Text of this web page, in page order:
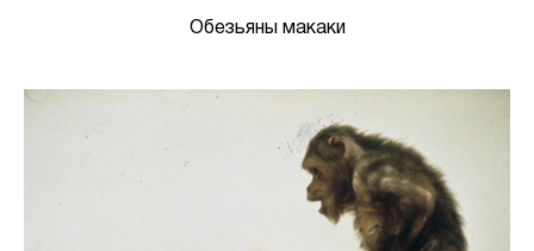
Обезьяны макаки